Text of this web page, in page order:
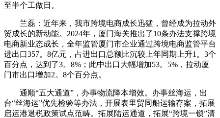
至半个工做日。
兰磊：近年来，我市跨境电商成长迅猛，曾经成为拉动外
贸成长的新动能。2024年，厦门海关推出了10条办法支撑跨境
电商新业态成长，全年监管厦门市企业通过跨境电商监管平台
进出口357。8亿元，占进出口总额比沉较上年同期上升1。3个
百分点，达到了3。8%；此中出口大幅增加53。5%，拉动厦
门市出口增加2。8个百分点。
通顺“五大通道”，办事物流降本增效。办事丝海运，出
台“丝海运”优先检验等办法，开展表里贸同船运输存案，拓展
启运港退税政策试点范畴。拓展陆运通道，拓展“跨境一锁”清